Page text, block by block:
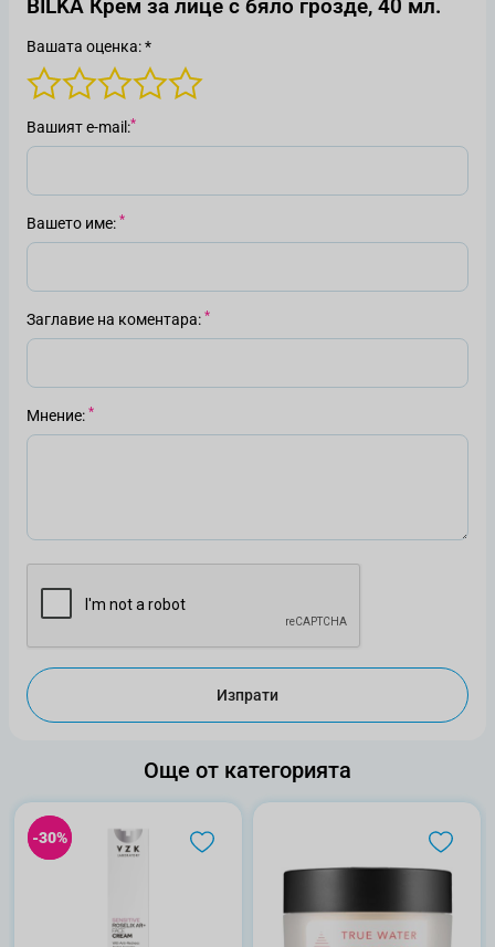
BILKA Крем за лице с бяло грозде, 40 мл.
Вашата оценка: *
Вашият е-mail
Вашето име
Заглавие на коментара
Мнение
Изпрати
Още от категорията
-30%
-30%